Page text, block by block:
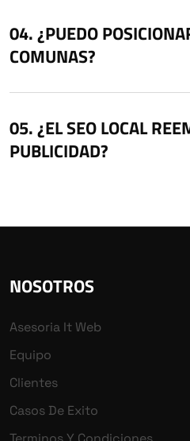
¿PUEDO
COMUNAS?
¿EL SEO LOCAL
PUBLICIDAD?
NOSOTROS
Asesoria It Web
Equipo
Clientes
Casos De Exito